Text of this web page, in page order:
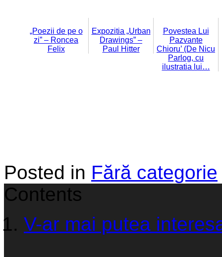
„Poezii de pe o
zi” – Roncea
Felix
Expozitia „Urban
Drawings” –
Paul Hitter
Povestea Lui
Pazvante
Chioru’ (De Nicu
Parlog, cu
ilustratia lui…
Posted in Fără categorie
Contents
V-ar mai putea